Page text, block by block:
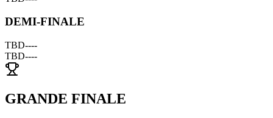
DEMI-FINALE
TBD----
TBD----
GRANDE FINALE